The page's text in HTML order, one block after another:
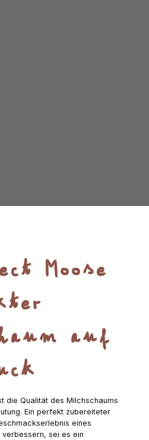
Moose
auf
die Qualität des Milchschaums
Ein perfekt zubereiteter
eines
sei es ein